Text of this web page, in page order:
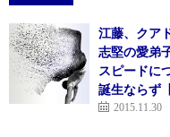
江藤、クア
志堅の愛弟
スピードに
誕生ならず
2015.11.30